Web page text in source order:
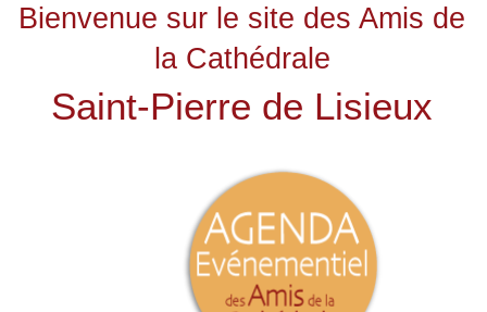
Bienvenue sur le site des Amis de
la Cathédrale
Saint-Pierre de Lisieux